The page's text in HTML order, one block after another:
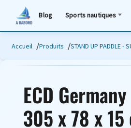
Blog Sports nautiques
Accueil Produits STAND UP PADDLE -
ECD
305 x 78 x